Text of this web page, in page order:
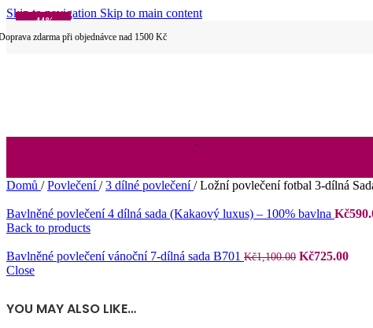
Skip to navigation Skip to main content
zdarma při objednávce nad 1500 Kč
Dětské povlečení
2 dílné povlečení
Domů / Povlečení/ 3 dílné povlečení/ Ložní povlečení fotbal 3-dílná
Bavlněné povlečení 4 dílná sada (Kakaový luxus) – 100% bavlna Kč
Back to products
Bavlněné povlečení vánoční 7-dílná sada B701 Kč1,100.00 Původní
Kč725.00
Close
YOU MAY ALSO LIKE…
-44%
SOLD OUT